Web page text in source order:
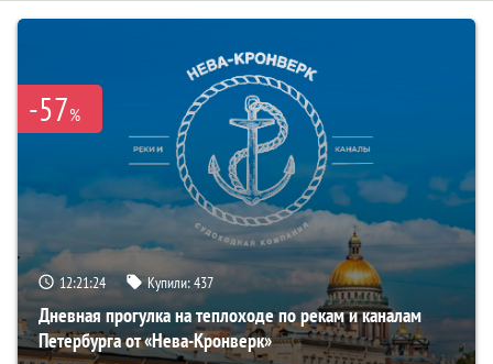
-57%
12:21:22 Купили:437
Дневная прогулка на теплоходе по рекам и каналам
Петербурга от «Нева-Кронверк»